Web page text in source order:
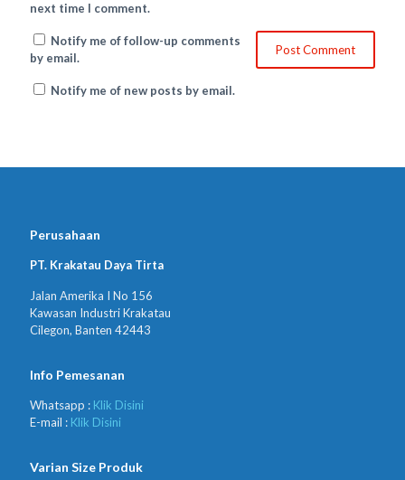
next time I comment.
Notify me of follow-up comments
by email.
Notify me of new posts by email.
Perusahaan
PT. Krakatau Daya Tirta
Jalan Amerika I No 156
Kawasan Industri Krakatau
Cilegon, Banten 42443
Info Pemesanan
Whatsapp : Klik Disini
E-mail : Klik Disini
Varian Size Produk